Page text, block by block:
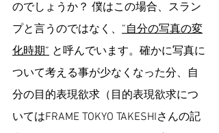
のでしょうか？ 僕はこの場合、スラン
プと言うのではなく、 ”自分の写真の変
化時期” と呼んでいます。確かに写真に
ついて考える事が少なくなった分、自
分の目的表現欲求（目的表現欲求につ
いてはFRAME TOKYO TAKESHIさんの記